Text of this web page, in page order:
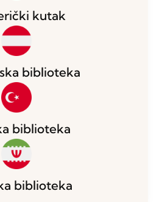
kutak
biblioteka
biblioteka
biblioteka